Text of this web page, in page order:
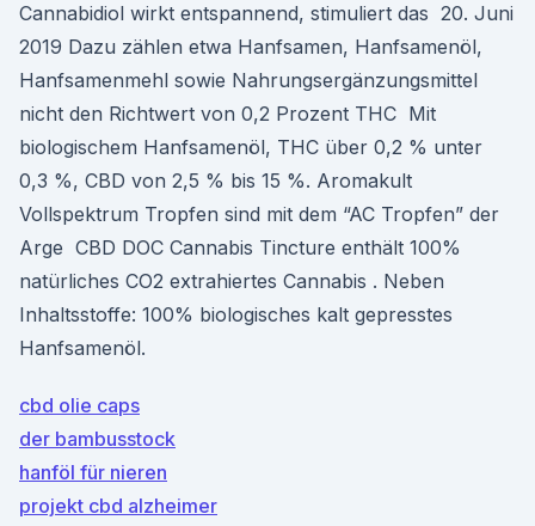
Cannabidiol wirkt entspannend, stimuliert das 20. Juni
2019 Dazu zählen etwa Hanfsamen, Hanfsamenöl,
Hanfsamenmehl sowie Nahrungsergänzungsmittel
nicht den Richtwert von 0,2 Prozent THC Mit
biologischem Hanfsamenöl, THC über 0,2 % unter
0,3 %, CBD von 2,5 % bis 15 %. Aromakult
Vollspektrum Tropfen sind mit dem “AC Tropfen” der
Arge CBD DOC Cannabis Tincture enthält 100%
natürliches CO2 extrahiertes Cannabis . Neben
Inhaltsstoffe: 100% biologisches kalt gepresstes
Hanfsamenöl.
cbd olie caps
der bambusstock
hanföl für nieren
projekt cbd alzheimer